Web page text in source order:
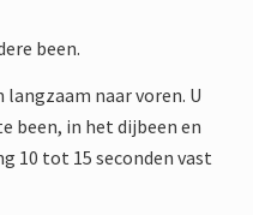
been.
naar voren. U
been, in het dijbeen en
10 tot 15 seconden vast